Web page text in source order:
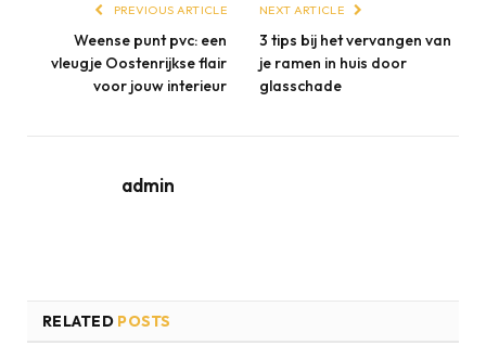
PREVIOUS ARTICLE
Weense punt pvc: een
vleugje Oostenrijkse flair
voor jouw interieur
NEXT ARTICLE
3 tips bij het vervangen van
je ramen in huis door
glasschade
admin
RELATED POSTS